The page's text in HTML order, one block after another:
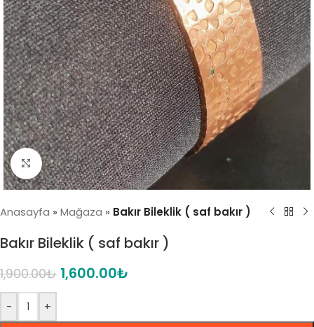
Click to enlarge
Anasayfa » Mağaza » Bakır Bileklik ( saf bakır )
Bakır Bileklik ( saf bakır )
1,900.00₺ 1,600.00₺
- +